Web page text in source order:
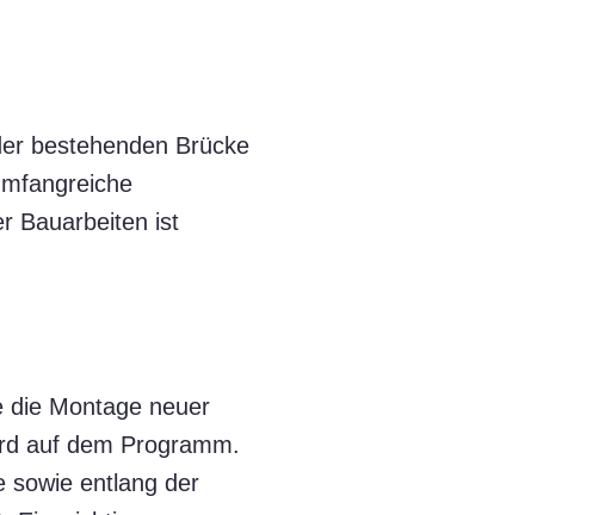
bestehenden Brücke
Bauarbeiten ist
die Montage neuer
auf dem Programm.
sowie entlang der